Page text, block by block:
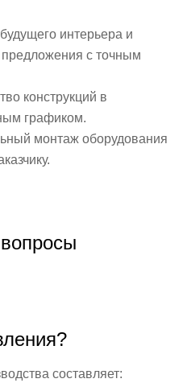
интерьера и
предложения с точным
конструкций в
графиком.
монтаж оборудования
составляет: